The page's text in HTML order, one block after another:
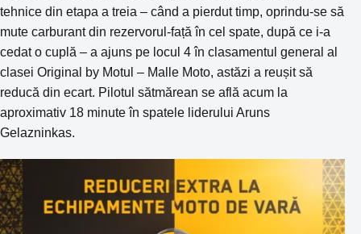
tehnice din etapa a treia – când a pierdut timp, oprindu-se să
mute carburant din rezervorul-față în cel spate, după ce i-a
cedat o cuplă – a ajuns pe locul 4 în clasamentul general al
clasei Original by Motul – Malle Moto, astăzi a reușit să
reducă din ecart. Pilotul sătmărean se află acum la
aproximativ 18 minute în spatele liderului Aruns
Gelazninkas.